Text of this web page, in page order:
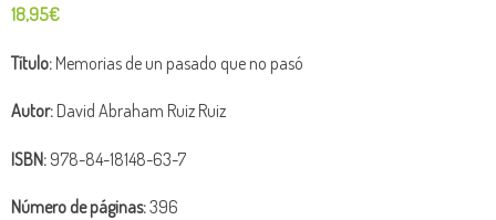
18,95€
Título:Memorias de un pasado que no pasó
Autor:David Abraham Ruiz Ruiz
ISBN:978-84-18148-63-7
Número de páginas:396